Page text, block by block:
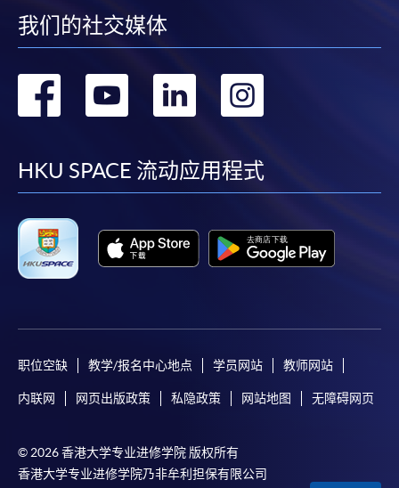
我们的社交媒体
转
facebook
转
youtube
转
linkedin
转
HKU SPACE 流动应用程式
职位空缺 教学/报名中心地点 学员网站 教师网站
内联网 网页出版政策 私隐政策 网站地图 无障碍网页
© 2026 香港大学专业进修学院 版权所有
香港大学专业进修学院乃非牟利担保有限公司